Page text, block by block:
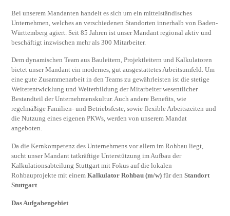
Bei unserem Mandanten handelt es sich um ein mittelständisches
Unternehmen, welches an verschiedenen Standorten innerhalb von Baden-
Württemberg agiert. Seit 85 Jahren ist unser Mandant regional aktiv und
beschäftigt inzwischen mehr als 300 Mitarbeiter.
Dem dynamischen Team aus Bauleitern, Projektleitern und Kalkulatoren
bietet unser Mandant ein modernes, gut ausgestattetes Arbeitsumfeld. Um
eine gute Zusammenarbeit in den Teams zu gewährleisten ist die stetige
Weiterentwicklung und Weiterbildung der Mitarbeiter wesentlicher
Bestandteil der Unternehmenskultur. Auch andere Benefits, wie
regelmäßige Familien- und Betriebsfeste, sowie flexible Arbeitszeiten und
die Nutzung eines eigenen PKWs, werden von unserem Mandat
angeboten.
Da die Kernkompetenz des Unternehmens vor allem im Rohbau liegt,
sucht unser Mandant tatkräftige Unterstützung im Aufbau der
Kalkulationsabteilung Stuttgart mit Fokus auf die lokalen
Rohbauprojekte mit einemKalkulator Rohbau (m/w) für denStandort
Stuttgart.
Das Aufgabengebiet